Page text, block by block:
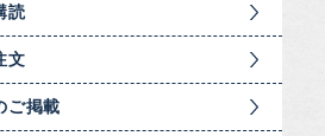
読
文
ご掲載